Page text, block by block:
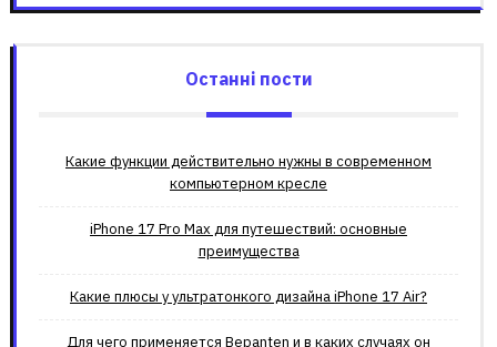
Останні пости
Какие функции действительно нужны в современном
компьютерном кресле
iPhone 17 Pro Max для путешествий: основные
преимущества
Какие плюсы у ультратонкого дизайна iPhone 17 Air?
Для чего применяется Bepanten и в каких случаях он